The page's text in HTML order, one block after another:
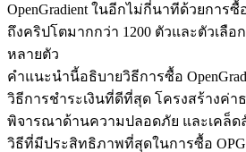
ฟิวเจอร์ส USDT
ฟิวเจอร์สที่ใช้ USDT เป็นหลักประ
OpenGradient ในอีกไม่กี่นาทีด้วยการ
ถึงคริปโตมากกว่า 1200 ตัวและตัวเลือ
หลายตัว
คำแนะนำนี้อธิบายวิธีการซื้อ
วิธีการชำระเงินที่ดีที่สุด โครงสร้างค่า
พิจารณาด้านความปลอดภัย และเคล็ด
วิธีที่มีประสิทธิภาพที่สุดในการซื้อ